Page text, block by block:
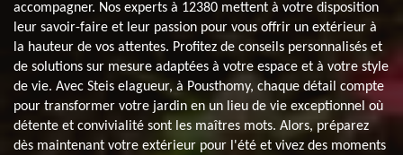
accompagner. Nos experts à 12380 mettent à votre disposition
leur savoir-faire et leur passion pour vous offrir un extérieur à
la hauteur de vos attentes. Profitez de conseils personnalisés et
de solutions sur mesure adaptées à votre espace et à votre style
de vie. Avec Steis elagueur, à Pousthomy, chaque détail compte
pour transformer votre jardin en un lieu de vie exceptionnel où
détente et convivialité sont les maîtres mots. Alors, préparez
dès maintenant votre extérieur pour l'été et vivez des moments